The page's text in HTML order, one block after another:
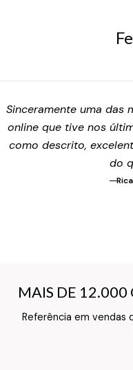
Sinceramente uma das
online que tive nos
como descrito,
do
MAIS DE 12.000
Referência em
MAIS DE 12.000
Texto do